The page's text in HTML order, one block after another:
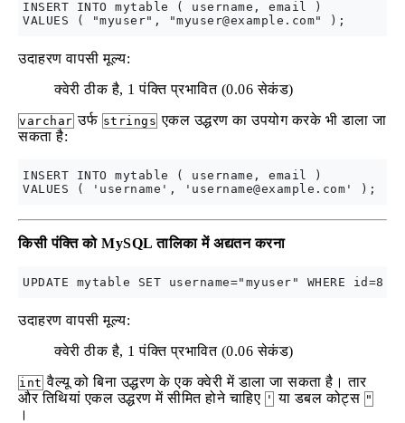
INSERT INTO mytable ( username, email )
VALUES ( "myuser", "myuser@example.com
उदाहरण वापसी मूल्य:
क्वेरी ठीक है, 1 पंक्ति प्रभावित (0.06 सेकंड)
varchar उर्फ strings एकल उद्धरण का उपयोग करके भी डाला जा
सकता है:
INSERT INTO mytable ( username, email )
VALUES ( 'username', ' username@example.com
किसी पंक्ति को MySQL तालिका में अद्यतन करना
उदाहरण वापसी मूल्य:
क्वेरी ठीक है, 1 पंक्ति प्रभावित (0.06 सेकंड)
int वैल्यू को बिना उद्धरण के एक क्वेरी में डाला जा सकता है। तार
और तिथियां एकल उद्धरण में सीमित होने चाहिए ' या डबल कोट्स "
।